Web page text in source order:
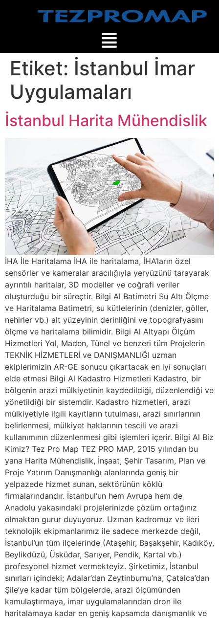
Etiket: İstanbul İmar
Uygulamaları
İstanbul Harita Mühendislik
İHA İle Haritalama İHA ile haritalama, İHA’ların özel
sensörler ve kameralar aracılığıyla yeryüzünü tarayarak
ayrıntılı haritalar, 3D modeller ve coğrafi veriler
oluşturduğu bir süreçtir. Bilgi Al Batimetri Su Altı Ölçme
ve Haritalama Batimetri, su kütlelerinin (denizler, göller,
nehirler vb.) alt yüzeyinin derinliğini ve topografyasını
ölçme ve haritalama bilimidir. Bilgi Al Altyapı Ölçüm
Hizmetleri Yol, Maden, Tünel ve benzeri tüm Projelerin
TEKNİK HİZMETLERİ ve DANIŞMANLIĞI uzman
ekiplerimizin AR-GE sonucu çıkartacak en iyi sonuçları
elde etmesi Bilgi Al Kadastro Hizmetleri Kadastro, bir
bölgenin arazi mülkiyetinin kaydedildiği, düzenlendiği ve
yönetildiği bir sistemdir. Kadastro hizmetleri, arazi
mülkiyetiyle ilgili kayıtların tutulması, arazi sınırlarının
belirlenmesi, mülkiyet haklarının tescili ve arazi
kullanımının düzenlenmesi gibi işlemleri içerir. Bilgi Al Biz
Kimiz? Tez Pro Map TEZ PRO MAP, 2015 yılından bu
yana Harita Mühendislik, İnşaat, Şehir Tasarım, Plan ve
Proje Yatırım Danışmanlığı alanlarında geniş bir
yelpazede hizmet sunan, sektörünün köklü
firmalarındandır. İstanbul‘un hem Avrupa hem de
Anadolu yakasındaki projelerinizde çözüm ortağınız
olmaktan gurur duyuyoruz. Uzman kadromuz ve ileri
teknolojik ekipmanlarımız ile sadece merkezde değil,
İstanbul’un tüm ilçelerinde (Ataşehir, Başakşehir, Kadıköy,
Beylikdüzü, Üsküdar, Sarıyer, Pendik, Kartal vb.)
profesyonel hizmet vermekteyiz. Şirketimiz, İstanbul
sınırları içindeki; Adalar’dan Zeytinburnu’na, Çatalca’dan
Şile’ye kadar tüm bölgelerde, arazi ölçümünden
kamulaştırmaya, imar uygulamalarından dron ile
haritalamaya kadar en geniş kapsamda danışmanlık ve